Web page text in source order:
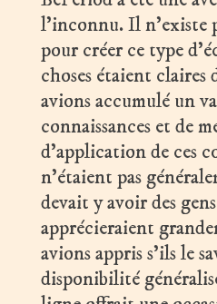
l’inconnu. Il n’existe
pour créer ce type
choses étaient claires
avions accumulé un
connaissances et de
d’application de ces
n’étaient pas
devait y avoir des
apprécieraient
avions appris s’ils le
disponibilité